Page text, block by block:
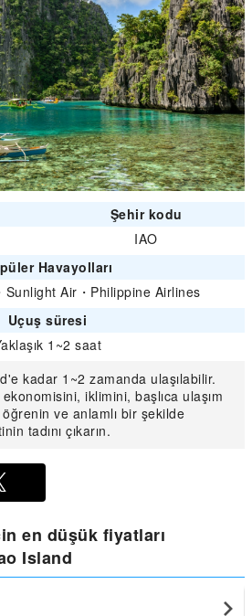
Şehir kodu
IAO
Havayolları
Sunlight Air ・ Philippine Airlines
Uçuş süresi
1~2 saat
kadar 1~2 zamanda ulaşılabilir.
iklimini, başlıca ulaşım
ve anlamlı bir şekilde
tadını çıkarın.
en düşük fiyatları
Island